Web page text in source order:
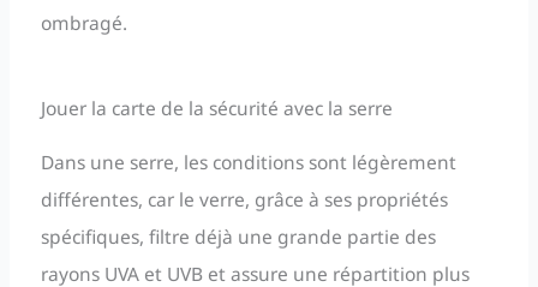
ombragé.
Jouer la carte de la sécurité avec la serre
Dans une serre, les conditions sont légèrement
différentes, car le verre, grâce à ses propriétés
spécifiques, filtre déjà une grande partie des
rayons UVA et UVB et assure une répartition plus